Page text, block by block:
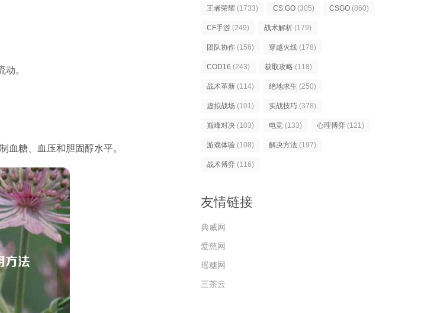
。
血糖、血压和胆固醇水平。
王者荣耀 (1733) CS:GO (305) CSGO (860)
CF手游 (249) 战术解析 (179)
团队协作 (156) 穿越火线 (178)
COD16 (243) 获取攻略 (118)
战术革新 (114) 绝地求生 (250)
虚拟战场 (101) 实战技巧 (378)
巅峰对决 (103) 电竞 (133) 心理博弈 (121)
游戏体验 (108) 解决方法 (197)
战术博弈 (116)
友情链接
典威网
爱慈网
瑶糖网
三茶云